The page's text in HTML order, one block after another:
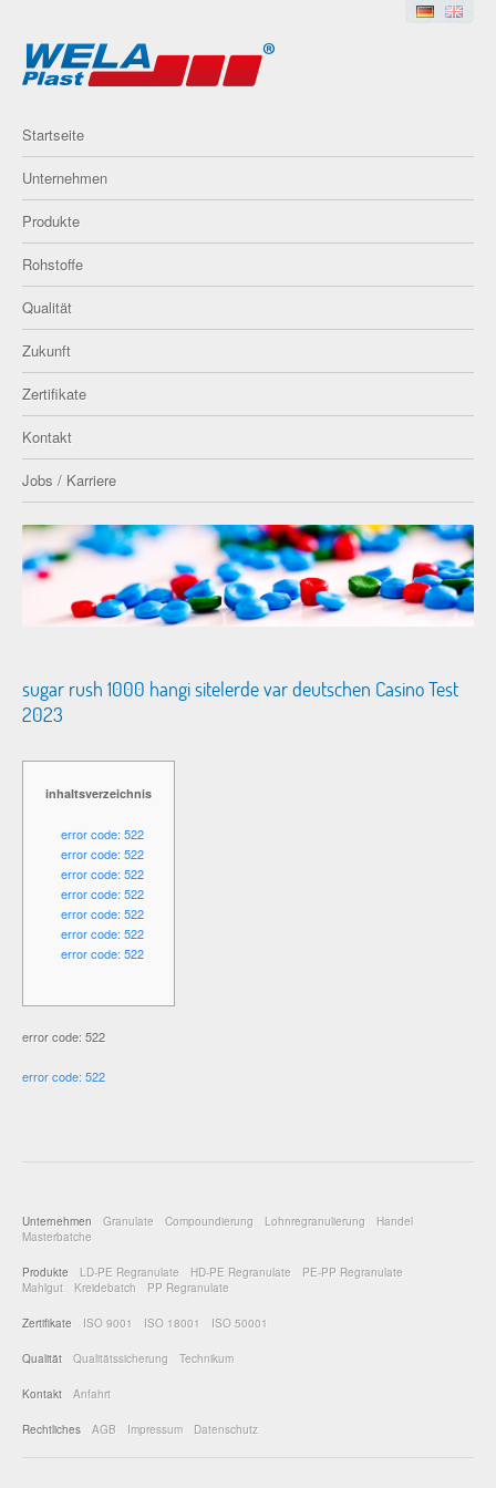
Startseite
Unternehmen
Produkte
Rohstoffe
Qualität
Zukunft
Zertifikate
Kontakt
Jobs / Karriere
sugar rush 1000 hangi sitelerde var deutschen Casino Test
2023
inhaltsverzeichnis
error code: 522
error code: 522
error code: 522
error code: 522
error code: 522
error code: 522
error code: 522
error code: 522
error code: 522
Unternehmen Granulate Compoundierung Lohnregranulierung
Handel
Masterbatche
Produkte LD-PE Regranulate HD-PE Regranulate
PE-PP Regranulate
Mahlgut
Kreidebatch PP Regranulate
Zertifikate ISO 9001 ISO 18001 ISO 50001
Qualität Qualitätssicherung Technikum
Kontakt Anfahrt
Rechtliches AGB Impressum Datenschutz